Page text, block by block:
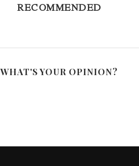
RECOMMENDED
WHAT'S YOUR OPINION?